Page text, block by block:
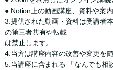
● Notion上の動画講座、資料や案
3.提供された動画・資料は受講者
の第三者共有や転載
は禁止します。
4.当方は講座内容の改善や変更を
5.当講座に含まれる 「なんでも相